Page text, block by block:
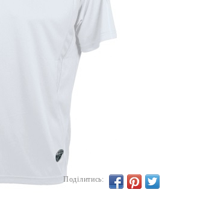
Поділитись: